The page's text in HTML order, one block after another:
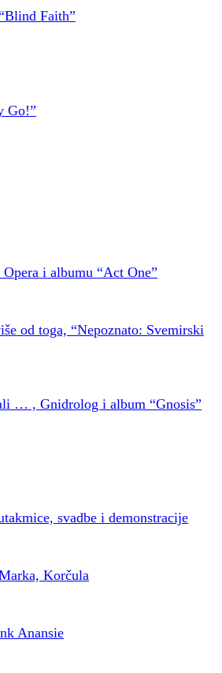
Faith”
Go!”
i albumu “Act One”
od toga, “Nepoznato: Svemirski
… , Gnidrolog i album “Gnosis”
svadbe i demonstracije
Korčula
Anansie